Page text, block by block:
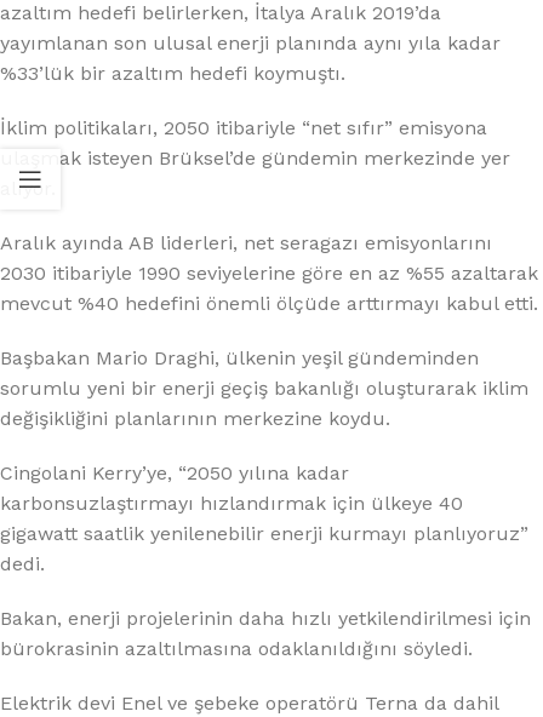
azaltım hedefi belirlerken, İtalya Aralık 2019’da
yayımlanan son ulusal enerji planında aynı yıla kadar
%33’lük bir azaltım hedefi koymuştı.
İklim politikaları, 2050 itibariyle “net sıfır” emisyona
ulaşmak isteyen Brüksel’de gündemin merkezinde yer
alıyor.
Aralık ayında AB liderleri, net seragazı emisyonlarını
2030 itibariyle 1990 seviyelerine göre en az %55 azaltarak
mevcut %40 hedefini önemli ölçüde arttırmayı kabul etti.
Başbakan Mario Draghi, ülkenin yeşil gündeminden
sorumlu yeni bir enerji geçiş bakanlığı oluşturarak iklim
değişikliğini planlarının merkezine koydu.
Cingolani Kerry’ye, “2050 yılına kadar
karbonsuzlaştırmayı hızlandırmak için ülkeye 40
gigawatt saatlik yenilenebilir enerji kurmayı planlıyoruz”
dedi.
Bakan, enerji projelerinin daha hızlı yetkilendirilmesi için
bürokrasinin azaltılmasına odaklanıldığını söyledi.
Elektrik devi Enel ve şebeke operatörü Terna da dahil